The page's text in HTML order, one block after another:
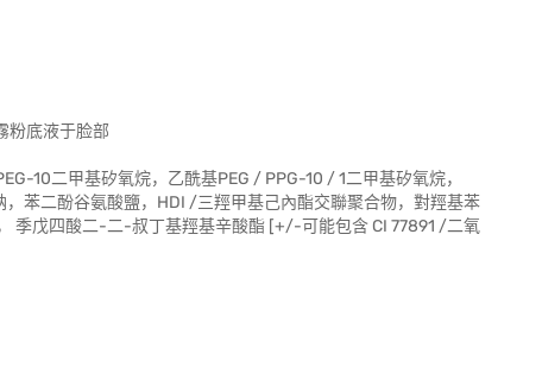
粉底液于脸部
10二甲基矽氧烷，乙酰基PEG / PPG-10 / 1二甲基矽氧烷，
苯二酚谷氨酸鹽，HDI /三羥甲基己內酯交聯聚合物，對羥基苯
季戊四酸二-二-叔丁基羥基辛酸酯 [+/-可能包含 CI 77891 /二氧